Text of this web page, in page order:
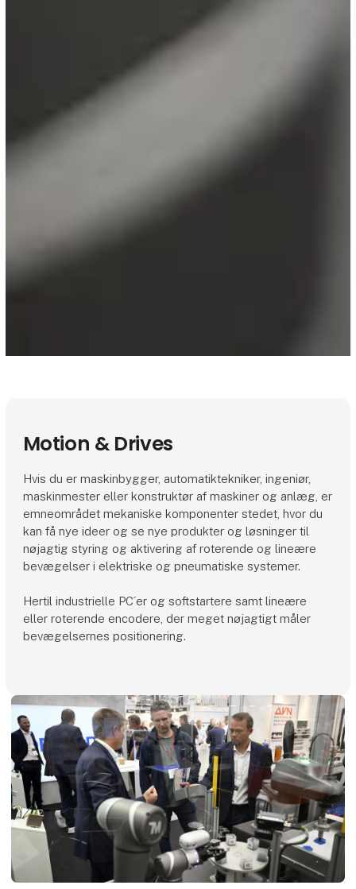
Motion & Drives
Hvis du er maskinbygger, automatiktekniker, ingeniør,
maskinmester eller konstruktør af maskiner og anlæg, er
emneområdet mekaniske komponenter stedet, hvor du
kan få nye ideer og se nye produkter og løsninger til
nøjagtig styring og aktivering af roterende og lineære
bevægelser i elektriske og pneumatiske systemer.
Hertil industrielle PC´er og softstartere samt lineære
eller roterende encodere, der meget nøjagtigt måler
bevægelsernes positionering.